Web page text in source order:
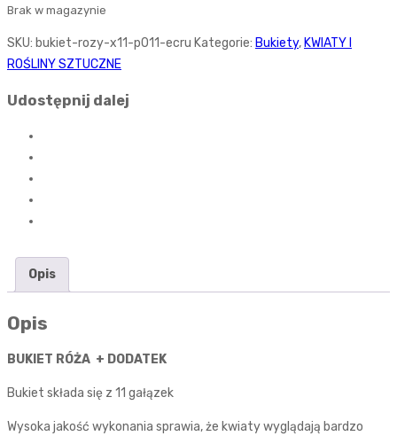
Brak w magazynie
SKU: bukiet-rozy-x11-p011-ecru Kategorie: Bukiety, KWIATY I
ROŚLINY SZTUCZNE
Udostępnij dalej
Opis
Opis
BUKIET RÓŻA + DODATEK
Bukiet składa się z 11 gałązek
Wysoka jakość wykonania sprawia, że kwiaty wyglądają bardzo